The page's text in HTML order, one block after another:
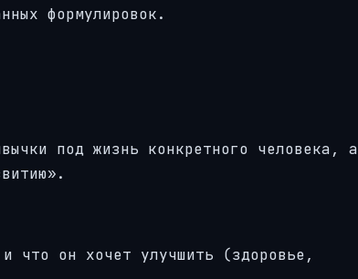
формулировок.
под жизнь конкретного человека, а
что он хочет улучшить (здоровье,